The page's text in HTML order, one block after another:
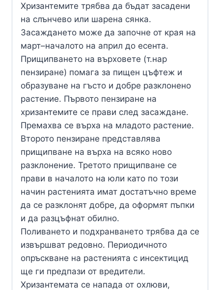
Хризантемите трябва да бъдат засадени
на слънчево или шарена сянка.
Засаждането може да започне от края на
март–началото на април до есента.
Прищипването на върховете (т.нар
пензиране) помага за пищен цъфтеж и
образуване на гъсто и добре разклонено
растение. Първото пензиране на
хризантемите се прави след засаждане.
Премахва се върха на младото растение.
Второто пензиране представлява
прищипване на върха на всяко ново
разклонение. Третото прищипване се
прави в началото на юли като по този
начин растенията имат достатъчно време
да се разклонят добре, да оформят пъпки
и да разцъфнат обилно.
Поливането и подхранването трябва да се
извършват редовно. Периодичното
опръскване на растенията с инсектицид
ще ги предпази от вредители.
Хризантемата се напада от охлюви,